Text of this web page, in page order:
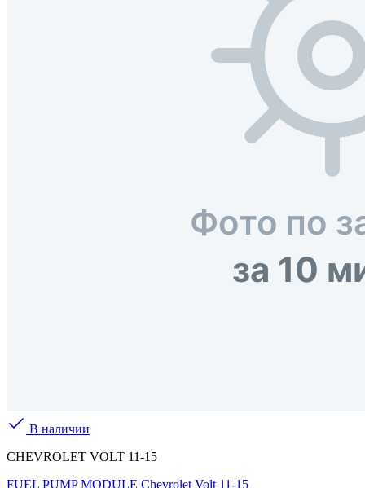
В наличии
CHEVROLET VOLT 11-15
FUEL PUMP MODULE Chevrolet Volt 11-15